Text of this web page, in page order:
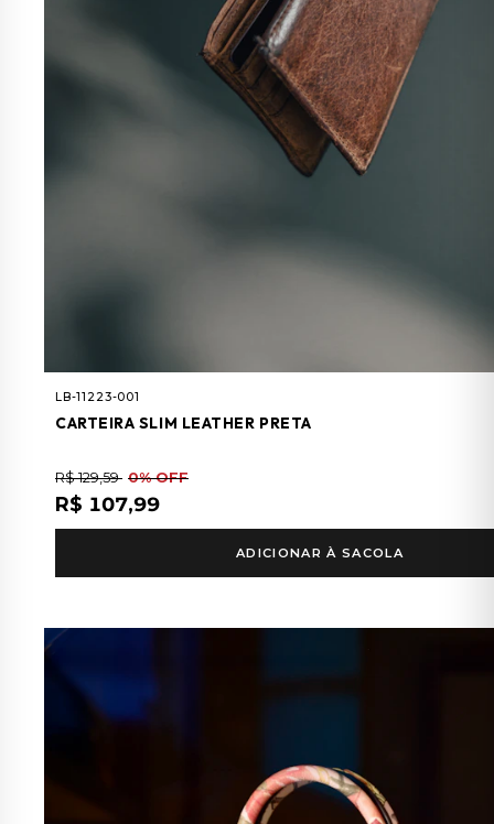
LB-11223-001
CARTEIRA SLIM LEATHER PRETA
R$ 129,59 0% OFF
R$ 107,99
ADICIONAR À SACOLA